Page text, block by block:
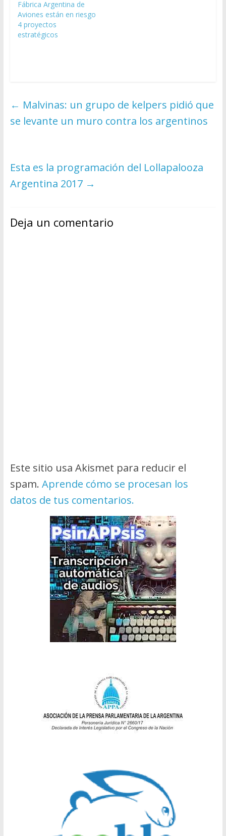
Fábrica Argentina de
Aviones están en riesgo
4 proyectos
estratégicos
← Malvinas: un grupo de kelpers pidió que
se levante un muro contra los argentinos
Esta es la programación del Lollapalooza
Argentina 2017 →
Deja un comentario
Este sitio usa Akismet para reducir el
spam. Aprende cómo se procesan los
datos de tus comentarios.